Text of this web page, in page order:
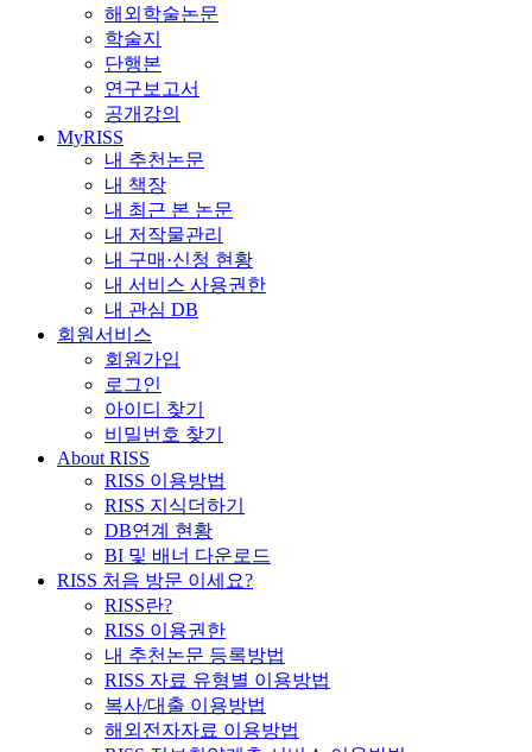
해외학술논문
학술지
단행본
연구보고서
공개강의
MyRISS
내 추천논문
내 책장
내 최근 본 논문
내 저작물관리
내 구매·신청 현황
내 서비스 사용권한
내 관심 DB
회원서비스
회원가입
로그인
아이디 찾기
비밀번호 찾기
About RISS
RISS 이용방법
RISS 지식더하기
DB연계 현황
BI 및 배너 다운로드
RISS 처음 방문 이세요?
RISS란?
RISS 이용권한
내 추천논문 등록방법
RISS 자료 유형별 이용방법
복사/대출 이용방법
해외전자자료 이용방법